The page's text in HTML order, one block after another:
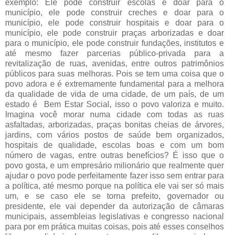
exemplo: Ele pode construir escolas e doar para o
município, ele pode construir creches e doar para o
município, ele pode construir hospitais e doar para o
município, ele pode construir praças arborizadas e doar
para o município, ele pode construir fundações, institutos e
até mesmo fazer parcerias público-privada para a
revitalização de ruas, avenidas, entre outros patrimônios
públicos para suas melhoras. Pois se tem uma coisa que o
povo adora e é extremamente fundamental para a melhora
da qualidade de vida de uma cidade, de um país, de um
estado é Bem Estar Social, isso o povo valoriza e muito.
Imagina você morar numa cidade com todas as ruas
asfaltadas, arborizadas, praças bonitas cheias de árvores,
jardins, com vários postos de saúde bem organizados,
hospitais de qualidade, escolas boas e com um bom
número de vagas, entre outras benefícios? É isso que o
povo gosta, e um empresário milionário que realmente quer
ajudar o povo pode perfeitamente fazer isso sem entrar para
a política, até mesmo porque na política ele vai ser só mais
um, e se caso ele se torna prefeito, governador ou
presidente, ele vai depender da autorização de câmaras
municipais, assembleias legislativas e congresso nacional
para por em prática muitas coisas, pois até esses conselhos